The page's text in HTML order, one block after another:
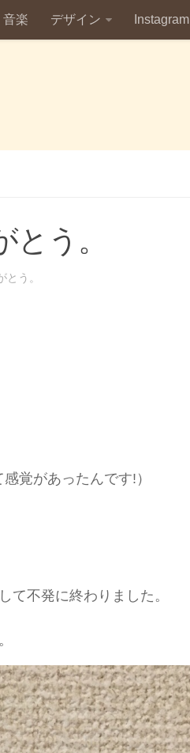
音楽 デザイン Instagram
う。
とう。
覚があったんです!）
て不発に終わりました。